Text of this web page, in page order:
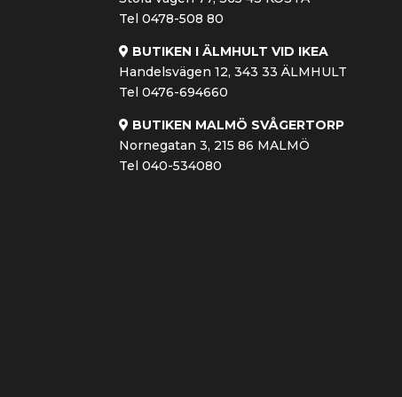
Tel 0478-508 80
BUTIKEN I ÄLMHULT VID IKEA
Handelsvägen 12, 343 33 ÄLMHULT
Tel 0476-694660
BUTIKEN MALMÖ SVÅGERTORP
Nornegatan 3, 215 86 MALMÖ
Tel 040-534080